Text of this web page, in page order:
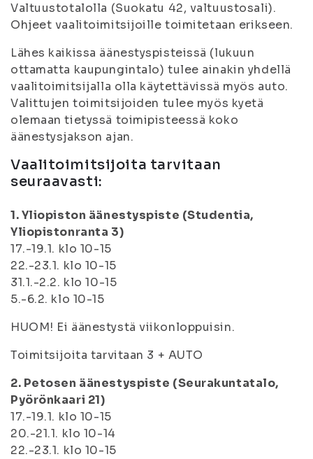
Valtuustotalolla (Suokatu 42, valtuustosali).
Ohjeet vaalitoimitsijoille toimitetaan erikseen.
Lähes kaikissa äänestyspisteissä (lukuun
ottamatta kaupungintalo) tulee ainakin yhdellä
vaalitoimitsijalla olla käytettävissä myös auto.
Valittujen toimitsijoiden tulee myös kyetä
olemaan tietyssä toimipisteessä koko
äänestysjakson ajan.
Vaalitoimitsijoita tarvitaan
seuraavasti:
1. Yliopiston äänestyspiste (Studentia,
Yliopistonranta 3)
17.-19.1. klo 10-15
22.-23.1. klo 10-15
31.1.-2.2. klo 10-15
5.-6.2. klo 10-15
HUOM! Ei äänestystä viikonloppuisin.
Toimitsijoita tarvitaan 3 + AUTO
2. Petosen äänestyspiste (Seurakuntatalo,
Pyörönkaari 21)
17.-19.1. klo 10-15
20.-21.1. klo 10-14
22.-23.1. klo 10-15